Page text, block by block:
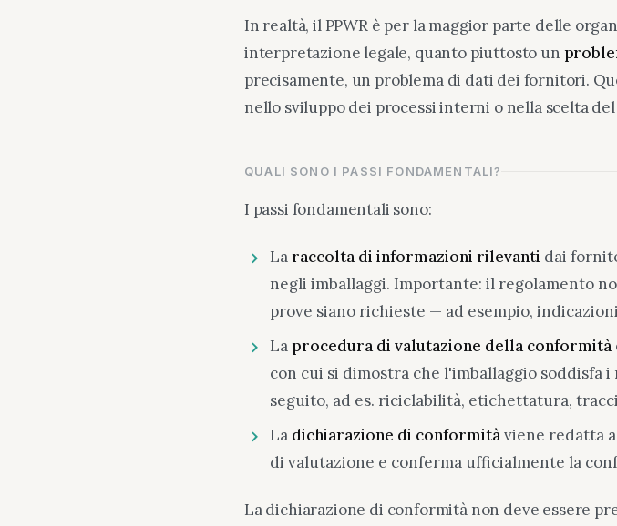
In realtà, il PPWR è per la maggior parte delle
interpretazione legale, quanto piuttosto un
precisamente, un problema di dati dei fornitori.
nello sviluppo dei processi interni o nella scelta del
QUALI SONO I PASSI FONDAMENTALI?
I passi fondamentali sono:
Laraccolta di informazioni rilevanti dai
negli imballaggi. Importante: il regolamento
prove siano richieste — ad esempio,
Laprocedura di valutazione della conformità
con cui si dimostra che l'imballaggio soddisfa
seguito, ad es. riciclabilità, etichettatura,
La dichiarazione di conformitàviene redatta
di valutazione e conferma ufficialmente la
La dichiarazione di conformità non deve essere